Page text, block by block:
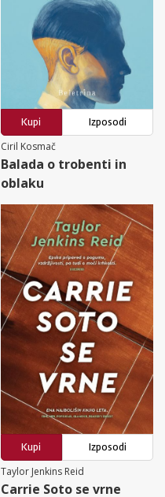
Kupi
Izposodi
Ciril Kosmač
Balada o trobenti in
oblaku
Kupi
Izposodi
Taylor Jenkins Reid
Carrie Soto se vrne